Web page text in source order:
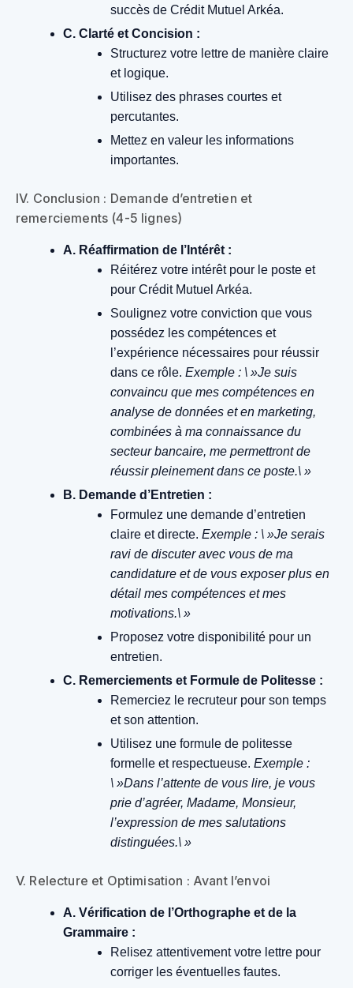
succès de Crédit Mutuel Arkéa.
C. Clarté et Concision :
Structurez votre lettre de manière claire
et logique.
Utilisez des phrases courtes et
percutantes.
Mettez en valeur les informations
importantes.
IV. Conclusion : Demande d’entretien et
remerciements (4-5 lignes)
A. Réaffirmation de l’Intérêt :
Réitérez votre intérêt pour le poste et
pour Crédit Mutuel Arkéa.
Soulignez votre conviction que vous
possédez les compétences et
l’expérience nécessaires pour réussir
dans ce rôle. Exemple : \ »Je suis
convaincu que mes compétences en
analyse de données et en marketing,
combinées à ma connaissance du
secteur bancaire, me permettront de
réussir pleinement dans ce poste.\ »
B. Demande d’Entretien :
Formulez une demande d’entretien
claire et directe. Exemple : \ »Je serais
ravi de discuter avec vous de ma
candidature et de vous exposer plus en
détail mes compétences et mes
motivations.\ »
Proposez votre disponibilité pour un
entretien.
C. Remerciements et Formule de Politesse :
Remerciez le recruteur pour son temps
et son attention.
Utilisez une formule de politesse
formelle et respectueuse. Exemple :
\ »Dans l’attente de vous lire, je vous
prie d’agréer, Madame, Monsieur,
l’expression de mes salutations
distinguées.\ »
V. Relecture et Optimisation : Avant l’envoi
A. Vérification de l’Orthographe et de la
Grammaire :
Relisez attentivement votre lettre pour
corriger les éventuelles fautes.